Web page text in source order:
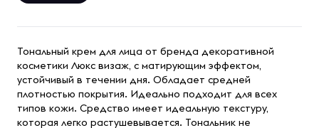
Тональный крем для лица от бренда декоративной
косметики Люкс визаж, с матирующим эффектом,
устойчивый в течении дня. Обладает средней
плотностью покрытия. Идеально подходит для всех
типов кожи. Средство имеет идеальную текстуру,
которая легко растушевывается. Тональник не